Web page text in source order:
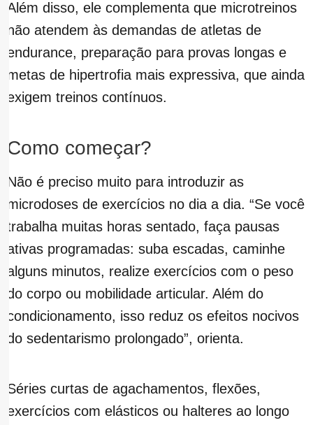
Além disso, ele complementa que microtreinos
não atendem às demandas de atletas de
endurance, preparação para provas longas e
metas de hipertrofia mais expressiva, que ainda
exigem treinos contínuos.
Como começar?
Não é preciso muito para introduzir as
microdoses de exercícios no dia a dia. “Se você
trabalha muitas horas sentado, faça pausas
ativas programadas: suba escadas, caminhe
alguns minutos, realize exercícios com o peso
do corpo ou mobilidade articular. Além do
condicionamento, isso reduz os efeitos nocivos
do sedentarismo prolongado”, orienta.
Séries curtas de agachamentos, flexões,
exercícios com elásticos ou halteres ao longo